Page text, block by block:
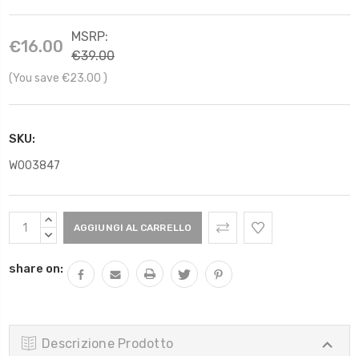
€16.00
MSRP:
€39.00
(You save €23.00 )
SKU:
W003847
Scorta
Attuale:
AUMENTARE
QUANTITÀ:
DIMINUIRE
share on:
Descrizione Prodotto